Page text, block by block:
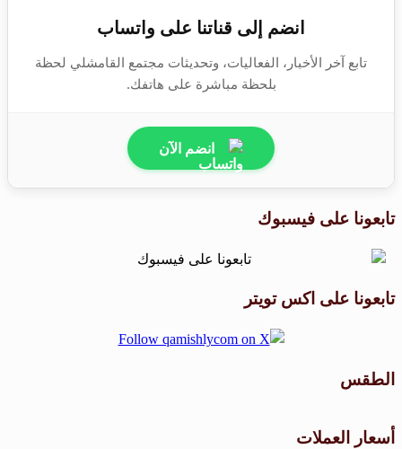
انضم إلى قناتنا على واتساب
تابع آخر الأخبار، الفعاليات، وتحديثات مجتمع القامشلي لحظة
بلحظة مباشرة على هاتفك.
انضم الآن
تابعونا على فيسبوك
تابعونا على اكس تويتر
الطقس
أسعار العملات